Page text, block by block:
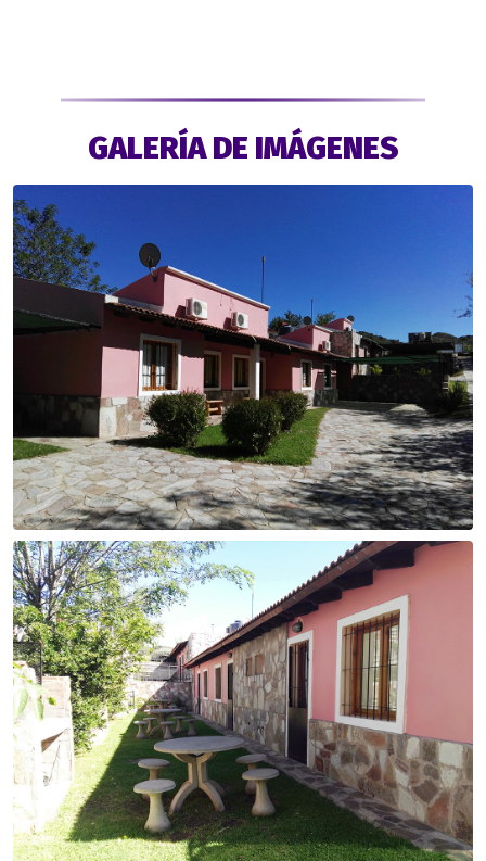
GALERÍA DE IMÁGENES